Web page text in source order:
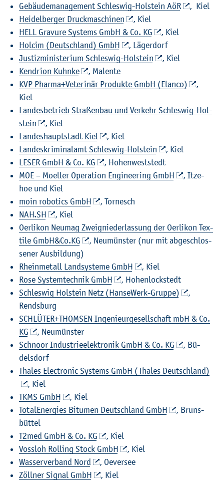
Ge­bäu­de­ma­nage­ment Schles­wig-Hol­stein AöR
, Kiel
Hei­del­ber­ger Druck­ma­schi­nen
, Kiel
HELL Gra­vu­re Sys­tems GmbH & Co. KG
, Kiel
Holcim (Deutsch­land) GmbH
, Lä­ger­dorf
Jus­tiz­mi­nis­te­ri­um Schles­wig-Hol­stein
, Kiel
Ken­dri­on Kuhn­ke
, Ma­len­te
KVP Phar­ma+Ve­te­ri­när Pro­duk­te GmbH (Elan­co)
,
Kiel
Lan­des­be­trieb Stra­ßen­bau und Ver­kehr Schles­wig-Hol­
stein
, Kiel
Lan­des­haupt­stadt Kiel
, Kiel
Lan­des­kri­mi­nal­amt Schles­wig-Hol­stein
, Kiel
LESER GmbH & Co. KG
, Ho­hen­west­stedt
MOE – Mo­el­ler Ope­ra­ti­on En­gi­nee­ring GmbH
, It­ze­
hoe und Kiel
moin ro­bo­tics GmbH
, Tor­nesch
NAH.​SH
, Kiel
Oer­li­kon Neu­mag Zweig­nie­der­las­sung der Oer­li­kon Tex­
ti­le GmbH&Co.​KG
, Neu­müns­ter (nur mit ab­ge­schlos­
se­ner Aus­bil­dung)
Rhein­me­tall Land­sys­te­me GmbH
, Kiel
Rose Sys­tem­tech­nik GmbH
, Ho­hen­lockstedt
Schles­wig Hol­stein Netz (Han­se­Werk-Grup­pe)
,
Rends­burg
SCHLÜ­TER+THOM­SEN In­ge­nieur­ge­sell­schaft mbH & Co.
KG
, Neu­müns­ter
Schno­or In­dus­trie­elek­tro­nik GmbH & Co. KG
, Bü­
dels­dorf
Tha­les Elec­tro­nic Sys­tems GmbH (Tha­les Deutsch­land)
, Kiel
TKMS GmbH
, Kiel
To­tal­En­er­gies Bi­tu­men Deutsch­land GmbH
, Bruns­
büt­tel
T2med GmbH & Co. KG
, Kiel
Voss­loh Rol­ling Stock GmbH
, Kiel
Was­ser­ver­band Nord
, Oe­ver­see
Zöll­ner Si­gnal GmbH
, Kiel